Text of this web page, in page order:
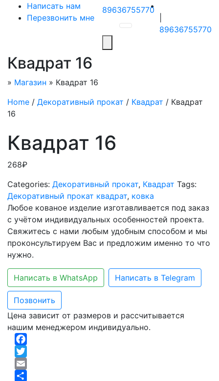
Написать нам
Перезвонить мне
89636755770
89636755770
Квадрат 16
» Магазин » Квадрат 16
Home / Декоративный прокат / Квадрат / Квадрат
16
Квадрат 16
268₽
Categories: Декоративный прокат, Квадрат Tags:
Декоративный прокат квадрат, ковка
Любое кованое изделие изготавливается под заказ
с учётом индивидуальных особенностей проекта.
Свяжитесь с нами любым удобным способом и мы
проконсультируем Вас и предложим именно то что
нужно.
Написать в WhatsApp Написать в Telegram
Позвонить
Цена зависит от размеров и рассчитывается
нашим менеджером индивидуально.
Facebook
Twitter
Email